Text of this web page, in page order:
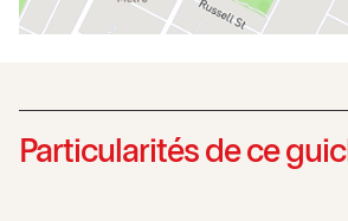
Particularités de ce